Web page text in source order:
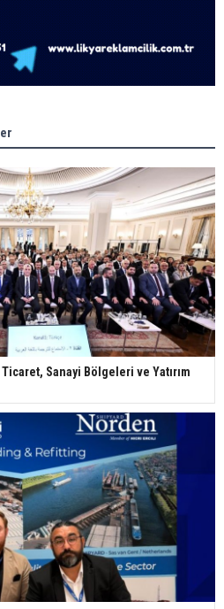
Sanayi Bölgeleri ve Yatırım